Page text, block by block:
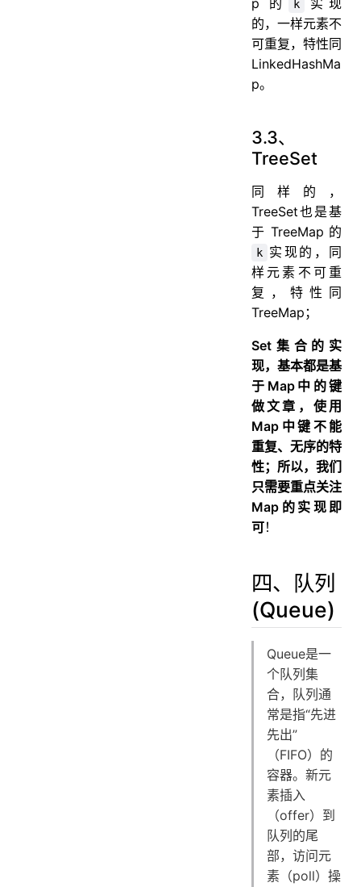
p 的 k
实现
的，一样元素不
可重复，特性同
LinkedHashMa
p。
3.3、
TreeSet
同样的，
TreeSet也是基
于 TreeMap 的
k 实现的，同
样元素不可重
复，特性同
TreeMap；
Set集合的实
现，基本都是基
于Map中的键
做文章，使用
Map中键不能
重复、无序的特
性；所以，我们
只需要重点关注
Map的实现即
可！
四、队列
(Queue)
Queue是一
个队列集
合，队列通
常是指“先进
先出”
（FIFO）的
容器。新元
素插入
（offer）到
队列的尾
部，访问元
素（poll）操